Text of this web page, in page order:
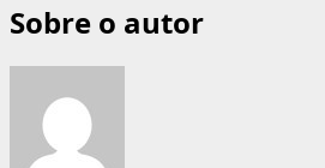
Sobre o autor